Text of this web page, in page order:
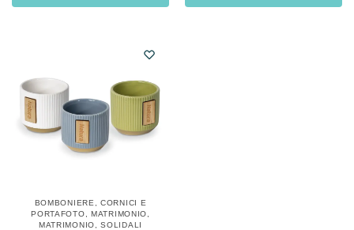
BOMBONIERE ,CORNICI E
PORTAFOTO
MATRIMONIO
MATRIMONIO ,SOLIDALI